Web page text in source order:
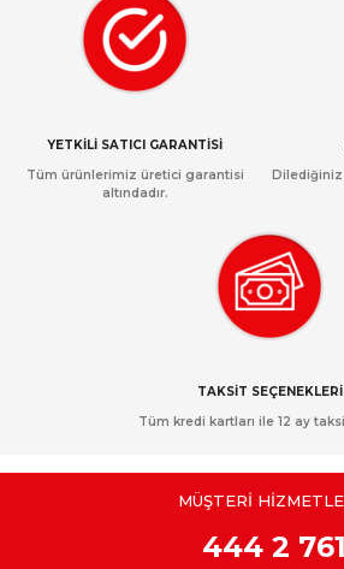
YETKİLİ SATICI GARANTİSİ
Tüm ürünlerimiz üretici garantisi
altındadır.
Dilediğiniz
TAKSİT SEÇENEKLERİ
Tüm kredi kartları ile 12 ay
MÜŞTERİ
444 2 761